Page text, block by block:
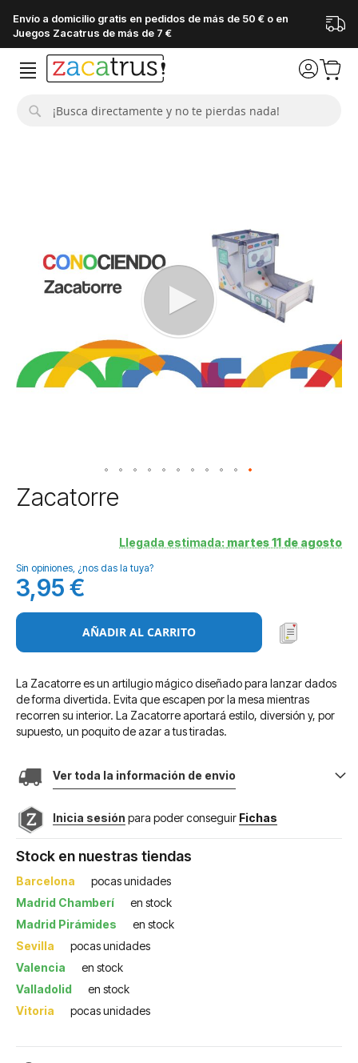
Envío a domicilio gratis en pedidos de más de 50 € o en
Juegos Zacatrus de más de 7 €
imágenes
Saltar
al
galería
de
imágenes
Zacatorre
Llegada estimada: martes 11 de agosto
Sin opiniones, ¿nos das la tuya?
3,95 €
AÑADIR AL CARRITO
La Zacatorre es un artilugio mágico diseñado para lanzar dados
de forma divertida. Evita que escapen por la mesa mientras
recorren su interior. La Zacatorre aportará estilo, diversión y, por
supuesto, un poquito de azar a tus tiradas.
Ver toda la información de envio
Inicia sesión para poder conseguir Fichas
Stock en nuestras tiendas
Barcelona
pocas unidades
Madrid Chamberí
en stock
Madrid Pirámides
en stock
Sevilla
pocas unidades
Valencia
en stock
Valladolid
en stock
Vitoria
pocas unidades